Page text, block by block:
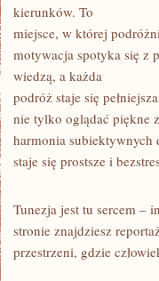
kierunków. To
miejsce, w której
motywacja spotyka się z
wiedzą, a każda
podróż staje się
nie tylko oglądać piękne
harmonia
staje się prostsze i
Tunezja jest tu sercem –
stronie znajdziesz
przestrzeni, gdzie